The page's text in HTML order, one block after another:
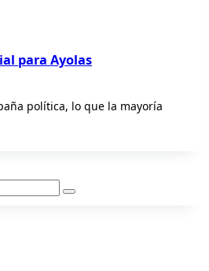
para Ayolas
política, lo que la mayoría